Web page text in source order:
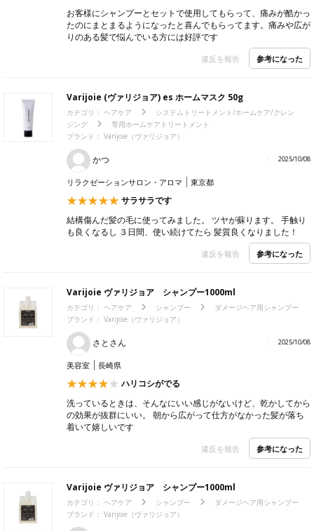
お客様にシャンプーとセットで使用してもらって、痛みが酷かっ
たのにまとまるようになったと喜んでもらってます。痛みや広が
りのある髪で悩んでいる方には好評です
違反を報告 参考になった
Varijoie (ヴァリジョア) es ホームマスク 50g
カテゴリ： ヘアケア
システムトリートメント/ホームケア/クレン
ジング
専用ホームケアトリートメント
ブランド： Varijoie（ヴァリジョア）
かつ 2025/10/08
リラクゼーションサロン・アロマ 東京都
サラサラです
結構傷んだ髪の毛に使ってみました。 ツヤが蘇ります。 手触り
も良くなるし ３日間、使い続けてたら 髪質良くなりました！
違反を報告 参考になった
Varijoie ヴァリジョア シャンプー1000ml
カテゴリ： ヘアケア シャンプー
ダメージヘア用シャンプー
ブランド： Varijoie（ヴァリジョア）
さとさん 2025/10/08
美容室 長崎県
ハリコシがでる
洗っているときは、そんなにいい感じがないけど、乾かしてから
の効果が抜群にいい。 朝から広がって仕方がなかった髪が落ち
着いて嬉しいです
違反を報告 参考になった
Varijoie ヴァリジョア シャンプー1000ml
カテゴリ： ヘアケア シャンプー
ダメージヘア用シャンプー
ブランド： Varijoie（ヴァリジョア）